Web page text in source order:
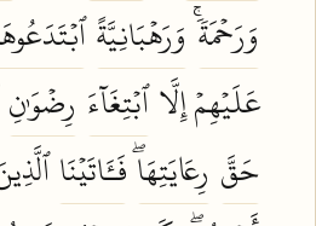
وَرَحۡمَةٗۚ وَرَهۡبَانِيَّةً
عَلَيۡهِمۡ إِلَّاٱبۡتِغَآءَ رِضۡوَٰنِ
حَقَّ رِعَايَتِهَاۖفَـَٔاتَيۡنَا